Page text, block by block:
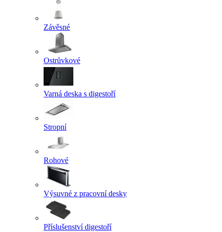
Závěsné
Ostrůvkové
Varná deska s digestoří
Stropní
Rohové
Výsuvné z pracovní desky
Příslušenství digestoří